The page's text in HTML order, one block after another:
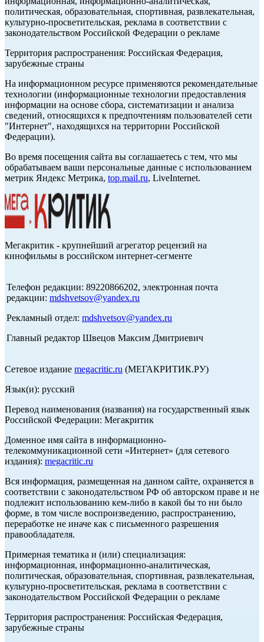
политическая, образовательная, спортивная, развлекательная,
культурно-просветительская, реклама в соответствии с
законодательством Российской Федерации о рекламе
Территория распространения: Российская Федерация,
зарубежные страны
На информационном ресурсе применяются рекомендательные
технологии (информационные технологии предоставления
информации на основе сбора, систематизации и анализа
сведений, относящихся к предпочтениям пользователей сети
"Интернет", находящихся на территории Российской
Федерации).
Во время посещения сайта вы соглашаетесь с тем, что мы
обрабатываем ваши персональные данные с использованием
метрик Яндекс Метрика, top.mail.ru, LiveInternet.
Мегакритик - крупнейший агрегатор рецензий на
кинофильмы в российском интернет-сегменте
Телефон редакции: 89220866202, электронная почта
редакции: mdshvetsov@yandex.ru
Рекламный отдел: mdshvetsov@yandex.ru
Главный редактор Швецов Максим Дмитриевич
Сетевое издание megacritic.ru (МЕГАКРИТИК.РУ)
Язык(и): русский
Перевод наименования (названия) на государственный язык
Российской Федерации: Мегакритик
Доменное имя сайта в информационно-
телекоммуникационной сети «Интернет» (для сетевого
издания): megacritic.ru
Вся информация, размещенная на данном сайте, охраняется в
соответствии с законодательством РФ об авторском праве и не
подлежит использованию кем-либо в какой бы то ни было
форме, в том числе воспроизведению, распространению,
переработке не иначе как с письменного разрешения
правообладателя.
Примерная тематика и (или) специализация:
информационная, информационно-аналитическая,
политическая, образовательная, спортивная, развлекательная,
культурно-просветительская, реклама в соответствии с
законодательством Российской Федерации о рекламе
Территория распространения: Российская Федерация,
зарубежные страны